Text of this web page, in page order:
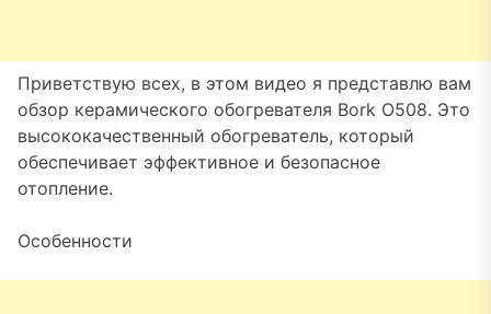
Приветствую всех, в этом видео я представлю вам
обзор керамического обогревателя Bork O508. Это
высококачественный обогреватель, который
обеспечивает эффективное и безопасное
отопление.
Особенности